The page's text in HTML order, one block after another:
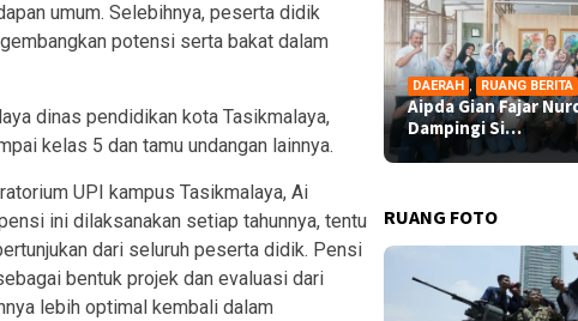
umum. Selebihnya, peserta didik
potensi serta bakat dalam
dinas pendidikan kota Tasikmalaya,
kelas 5 dan tamu undangan lainnya.
UPI kampus Tasikmalaya, Ai
ini dilaksanakan setiap tahunnya, tentu
dari seluruh peserta didik. Pensi
bentuk projek dan evaluasi dari
lebih optimal kembali dalam
DAERAH , RUANG BERITA
Aipda Gian Fajar
Dampingi Si…
RUANG FOTO